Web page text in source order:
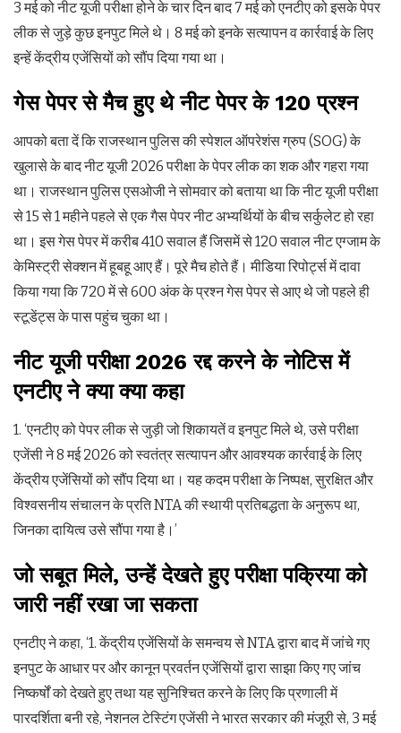
3 मई को नीट यूजी परीक्षा होने के चार दिन बाद 7 मई को एनटीए को इसके पेपर
लीक से जुड़े कुछ इनपुट मिले थे। 8 मई को इनके सत्यापन व कार्रवाई के लिए
इन्हें केंद्रीय एजेंसियों को सौंप दिया गया था।
गेस पेपर से मैच हुए थे नीट पेपर के 120 प्रश्न
आपको बता दें कि राजस्थान पुलिस की स्पेशल ऑपरेशंस ग्रुप (SOG) के
खुलासे के बाद नीट यूजी 2026 परीक्षा के पेपर लीक का शक और गहरा गया
था। राजस्थान पुलिस एसओजी ने सोमवार को बताया था कि नीट यूजी परीक्षा
से 15 से 1 महीने पहले से एक गैस पेपर नीट अभ्यर्थियों के बीच सर्कुलेट हो रहा
था। इस गेस पेपर में करीब 410 सवाल हैं जिसमें से 120 सवाल नीट एग्जाम के
केमिस्ट्री सेक्शन में हूबहू आए हैं। पूरे मैच होते हैं। मीडिया रिपोर्ट्स में दावा
किया गया कि 720 में से 600 अंक के प्रश्न गेस पेपर से आए थे जो पहले ही
स्टूडेंट्स के पास पहुंच चुका था।
नीट यूजी परीक्षा 2026 रद्द करने के नोटिस में
एनटीए ने क्या क्या कहा
1. ‘एनटीए को पेपर लीक से जुड़ी जो शिकायतें व इनपुट मिले थे, उसे परीक्षा
एजेंसी ने 8 मई 2026 को स्वतंत्र सत्यापन और आवश्यक कार्रवाई के लिए
केंद्रीय एजेंसियों को सौंप दिया था। यह कदम परीक्षा के निष्पक्ष, सुरक्षित और
विश्वसनीय संचालन के प्रति NTA की स्थायी प्रतिबद्धता के अनुरूप था,
जिनका दायित्व उसे सौंपा गया है।’
जो सबूत मिले, उन्हें देखते हुए परीक्षा पक्रिया को
जारी नहीं रखा जा सकता
एनटीए ने कहा, ‘1. केंद्रीय एजेंसियों के समन्वय से NTA द्वारा बाद में जांचे गए
इनपुट के आधार पर और कानून प्रवर्तन एजेंसियों द्वारा साझा किए गए जांच
निष्कर्षों को देखते हुए तथा यह सुनिश्चित करने के लिए कि प्रणाली में
पारदर्शिता बनी रहे, नेशनल टेस्टिंग एजेंसी ने भारत सरकार की मंजूरी से, 3 मई